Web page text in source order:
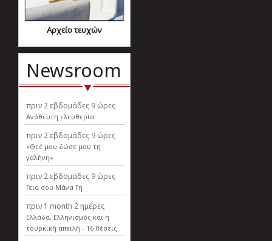
Αρχείο τευχών
Newsroom
πριν 2 εβδομάδες 9 ώρες
Ανόθευτη ελευθερία
πριν 2 εβδομάδες 9 ώρες
«Θεέ μου δώσε μου τη
γαλήνη»
πριν 2 εβδομάδες 9 ώρες
Γεια σου Μάνα Γη
πριν 1 month 2 ημέρες
Ελλάδα, Ελληνισµός και η
τουρκική απειλή - 16 θέσεις